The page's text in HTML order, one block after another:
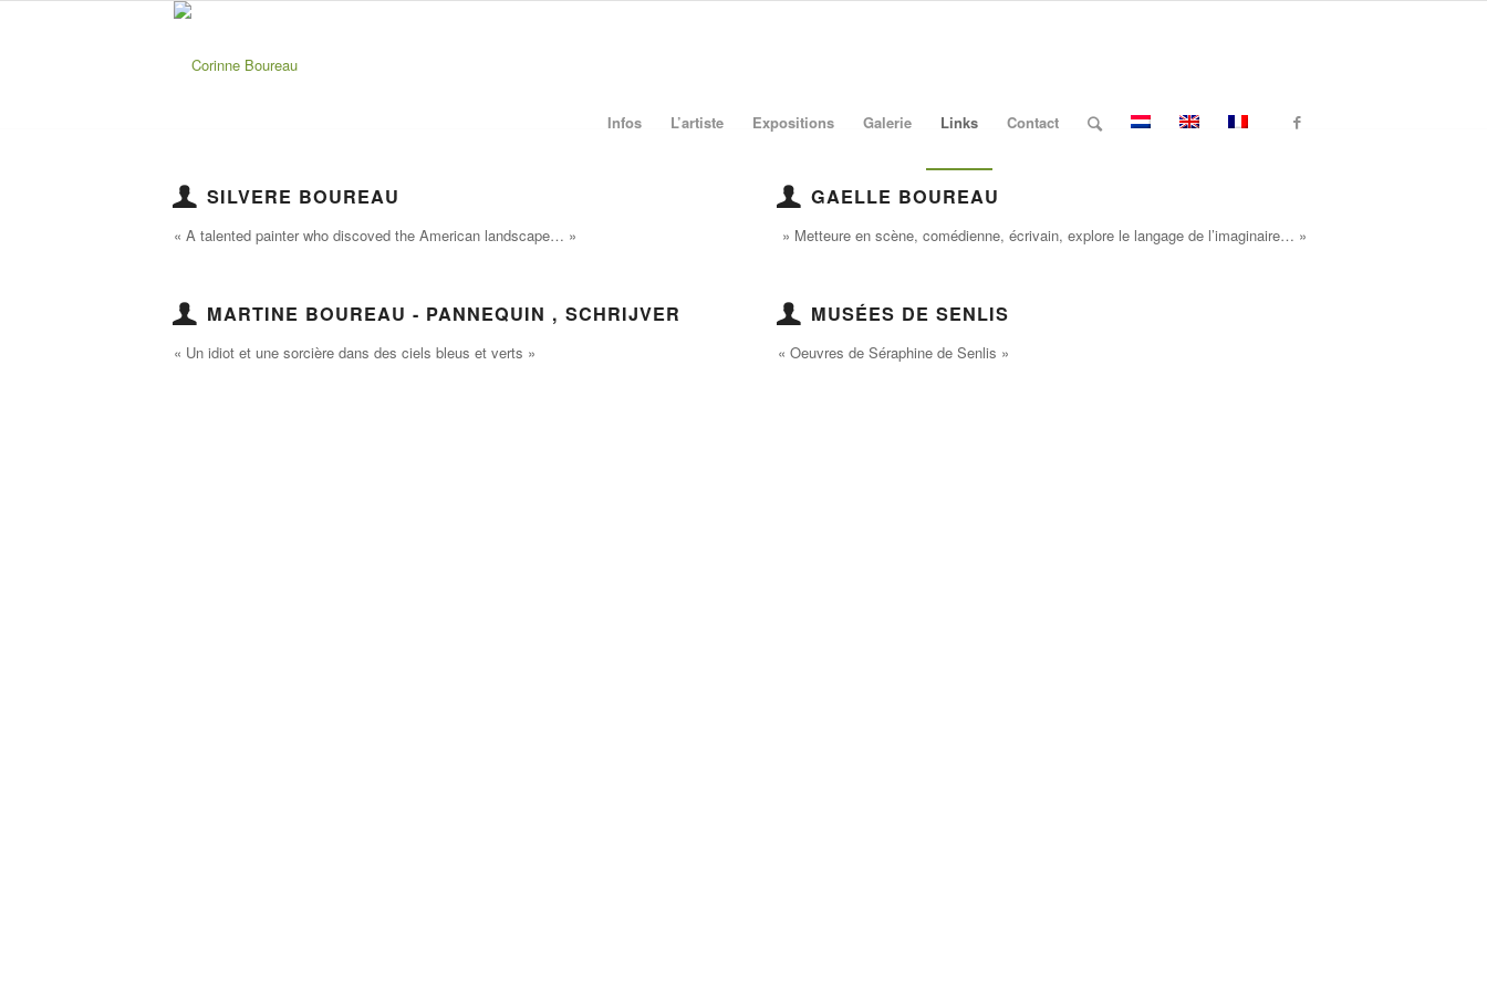
Infos L’artiste Expositions Galerie Links Contact
SILVERE BOUREAU
« A talented painter who discoved the American landscape… »
GAELLE BOUREAU
» Metteure en scène, comédienne, écrivain, explore le langage de l’imaginaire… »
MARTINE BOUREAU - PANNEQUIN , SCHRIJVER
« Un idiot et une sorcière dans des ciels bleus et verts »
MUSÉES DE SENLIS
« Oeuvres de Séraphine de Senlis »